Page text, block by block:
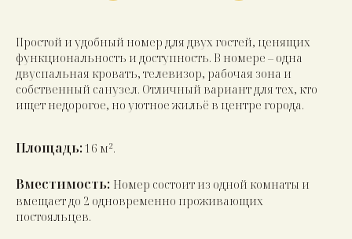
Простой и удобный номер для двух гостей, ценящих
функциональность и доступность. В номере – одна
двуспальная кровать, телевизор, рабочая зона и
собственный санузел. Отличный вариант для тех, кто
ищет недорогое, но уютное жильё в центре города.
Площадь: 16 м².
Вместимость: Номер состоит из одной комнаты и
вмещает до 2 одновременно проживающих
постояльцев.